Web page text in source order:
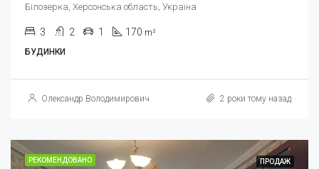
Білозерка, Херсонська область, Україна
3 2 1 170 m²
БУДИНКИ
Олександр Володимирович 2 роки тому назад
РЕКОМЕНДОВАНО ПРОДАЖ